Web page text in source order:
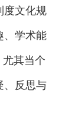
度文化规
、学术能
其当个
、反思与